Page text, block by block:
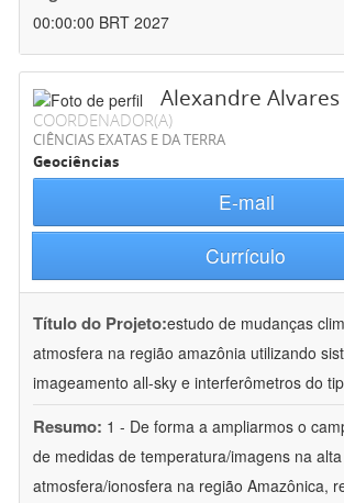
00:00:00 BRT 2027
Alexandre
COORDENADOR(A)
CIÊNCIAS EXATAS E DA TERRA
Geociências
E-mail
Currículo
Título do Projeto:estudo de mudanças
atmosfera na região amazônia utilizando
imageamento all-sky e interferômetros do
Resumo: 1 - De forma a ampliarmos o
de medidas de temperatura/imagens na alta
atmosfera/ionosfera na região Amazônica,